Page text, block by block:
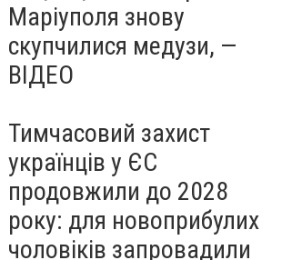
Маріуполя знову
скупчилися медузи, —
ВІДЕО
Тимчасовий захист
українців у ЄС
продовжили до 2028
року: для новоприбулих
чоловіків запровадили